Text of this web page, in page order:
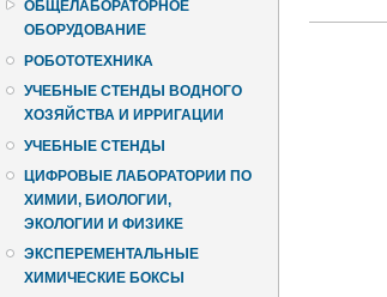
ОБЩЕЛАБОРАТОРНОЕ
ОБОРУДОВАНИЕ
РОБОТОТЕХНИКА
УЧЕБНЫЕ СТЕНДЫ ВОДНОГО
ХОЗЯЙСТВА И ИРРИГАЦИИ
УЧЕБНЫЕ СТЕНДЫ
ЦИФРОВЫЕ ЛАБОРАТОРИИ ПО
ХИМИИ, БИОЛОГИИ,
ЭКОЛОГИИ И ФИЗИКЕ
ЭКСПЕРЕМЕНТАЛЬНЫЕ
ХИМИЧЕСКИЕ БОКСЫ